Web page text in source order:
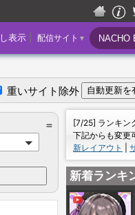
配信サイト ▼
表示
重いサイト除外
＝
[7/25] ランキン
下記からも変更
新レイアウト
新着ランキ